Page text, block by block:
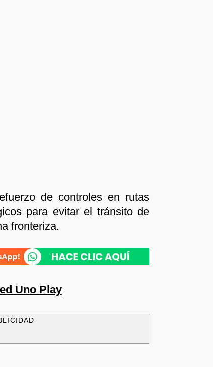
de controles en rutas
para evitar el tránsito de
fronteriza.
Uno Play